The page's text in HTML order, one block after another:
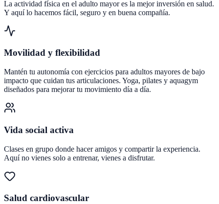
La actividad física en el adulto mayor es la mejor inversión en salud.
Y aquí lo hacemos fácil, seguro y en buena compañía.
Movilidad y flexibilidad
Mantén tu autonomía con ejercicios para adultos mayores de bajo
impacto que cuidan tus articulaciones. Yoga, pilates y aquagym
diseñados para mejorar tu movimiento día a día.
Vida social activa
Clases en grupo donde hacer amigos y compartir la experiencia.
Aquí no vienes solo a entrenar, vienes a disfrutar.
Salud cardiovascular